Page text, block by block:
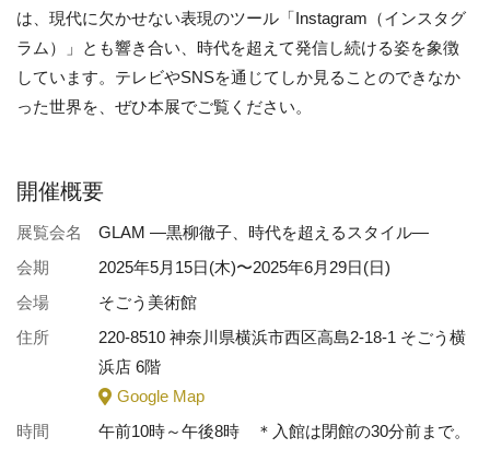
は、現代に欠かせない表現のツール「Instagram（インスタグ
ラム）」とも響き合い、時代を超えて発信し続ける姿を象徴
しています。テレビやSNSを通じてしか見ることのできなか
った世界を、ぜひ本展でご覧ください。
開催概要
展覧会名
GLAM ―黒柳徹子、時代を超えるスタイル―
会期
2025年5月15日(木)〜2025年6月29日(日)
会場
そごう美術館
住所
220-8510 神奈川県横浜市西区高島2-18-1 そごう横
浜店 6階
Google Map
時間
午前10時～午後8時 ＊入館は閉館の30分前まで。